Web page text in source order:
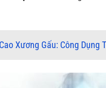
Cao Xương Gấu: Công Dụng